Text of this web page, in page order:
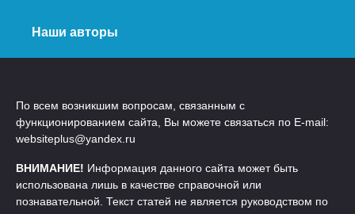
Наши авторы
По всем возникшим вопросам, связанным с
функционированием сайта, Вы можете связаться по E-mail:
websiteplus@yandex.ru
ВНИМАНИЕ! Информация данного сайта может быть
использована лишь в качестве справочной или
познавательной. Текст статей не является руководством по